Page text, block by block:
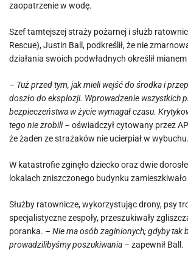
zaopatrzenie w wodę.
Szef tamtejszej straży pożarnej i służb
Rescue), Justin Ball, podkreślił, że nie
działania swoich podwładnych określił
– Tuż przed tym, jak mieli wejść do środka i
doszło do eksplozji. Wprowadzenie wszystkich
bezpieczeństwa w życie wymagał czasu.
tego nie zrobili – oświadczył cytowany przez
że żaden ze strażaków nie ucierpiał w wybuchu.
W katastrofie zginęło dziecko oraz dwie
lokalach zniszczonego budynku
Służby ratownicze, wykorzystując drony, psy
specjalistyczne zespoły, przeszukiwały
poranka. – Nie ma osób zaginionych; gdyby tak
prowadzilibyśmy poszukiwania – zapewnił Ball.